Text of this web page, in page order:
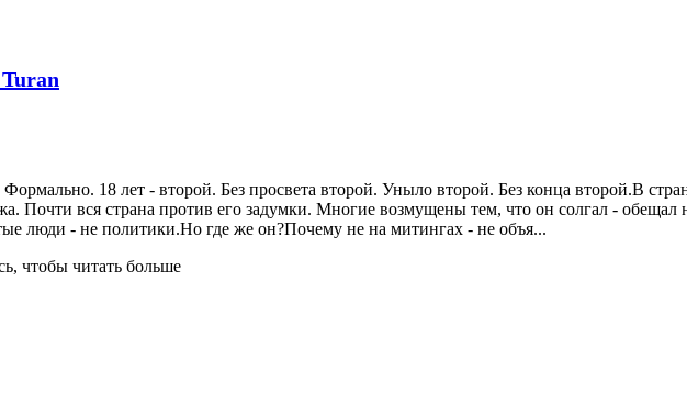
18 лет - второй. Без просвета второй. Уныло второй. Без конца второй.B
Почти вся страна против его задумки. Многие возмущены тем, что он солгал - обещал
люди - не политики.Но где же он?Почему не на митингах - не объя...
чтобы читать больше